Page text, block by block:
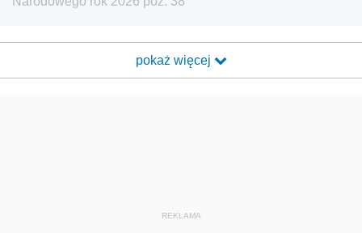
pokaż więcej
REKLAMA